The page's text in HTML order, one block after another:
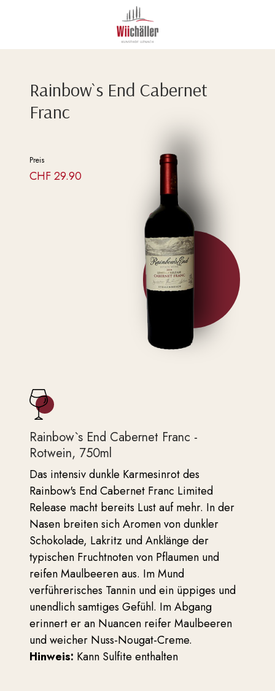
Rainbow`s End Cabernet
Franc
Preis
CHF29.90
Rainbow`s End Cabernet Franc -
Rotwein, 750ml
Das intensiv dunkle Karmesinrot des
Rainbow's End Cabernet Franc Limited
Release macht bereits Lust auf mehr. In der
Nasen breiten sich Aromen von dunkler
Schokolade, Lakritz und Anklänge der
typischen Fruchtnoten von Pflaumen und
reifen Maulbeeren aus. Im Mund
verführerisches Tannin und ein üppiges und
unendlich samtiges Gefühl. Im Abgang
erinnert er an Nuancen reifer Maulbeeren
und weicher Nuss-Nougat-Creme.
Hinweis: Kann Sulfite enthalten